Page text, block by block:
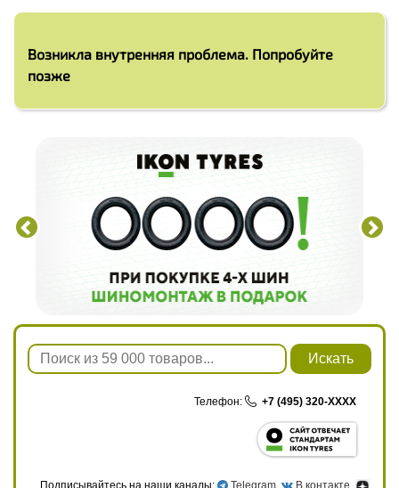
Возникла внутренняя проблема. Попробуйте
позже
Искать
Телефон: +7 (495) 320-XXXX
Подписывайтесь на наши каналы: Telegram , В контакте